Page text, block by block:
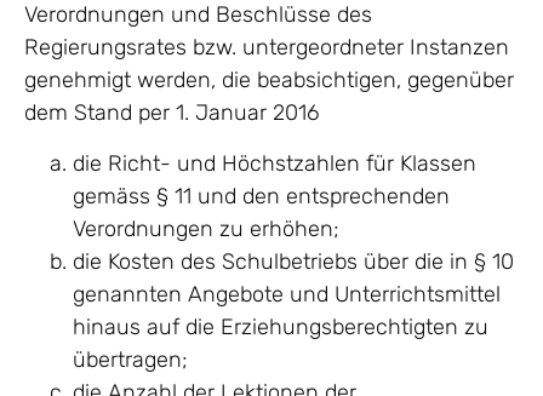
Verordnungen und Beschlüsse des
Regierungsrates bzw. untergeordneter Instanzen
genehmigt werden, die beabsichtigen, gegenüber
dem Stand per 1. Januar 2016
die Richt- und Höchstzahlen für Klassen
gemäss § 11 und den entsprechenden
Verordnungen zu erhöhen;
die Kosten des Schulbetriebs über die in § 10
genannten Angebote und Unterrichtsmittel
hinaus auf die Erziehungsberechtigten zu
übertragen;